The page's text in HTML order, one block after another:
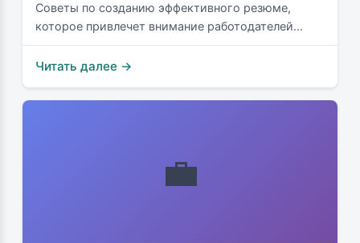
Советы по созданию эффективного резюме,
которое привлечет внимание работодателей...
Читать далее →
💼